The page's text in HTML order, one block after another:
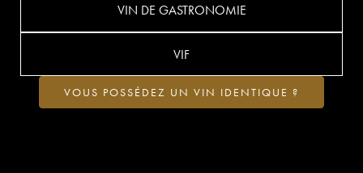
VIN DE GASTRONOMIE
VIF
VOUS POSSÉDEZ UN VIN IDENTIQUE ?